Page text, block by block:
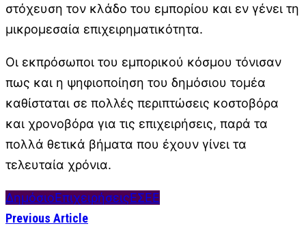
στόχευση τον κλάδο του εμπορίου και εν γένει τη
μικρομεσαία επιχειρηματικότητα.
Οι εκπρόσωποι του εμπορικού κόσμου τόνισαν
πως και η ψηφιοποίηση του δημόσιου τομέα
καθίσταται σε πολλές περιπτώσεις κοστοβόρα
και χρονοβόρα για τις επιχειρήσεις, παρά τα
πολλά θετικά βήματα που έχουν γίνει τα
τελευταία χρόνια.
ΔημόσιοΕπιχειρήσειςΕΣΕΕ
Previous Article